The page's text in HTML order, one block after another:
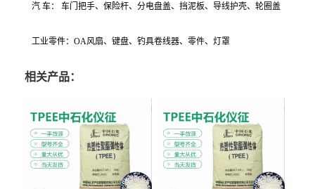
汽 车： 车门把手、保险杆、分电盘盖、挡泥板、导线护壳、轮圈盖
工业零件：OA风扇、键盘、钓具卷线器、零件、灯罩
相关产品：